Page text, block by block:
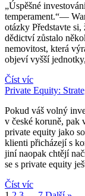
„Úspěšné
temperament.“—
otázky Představte
dědictví zůstalo
nemovitost, která
objeví vyšší
Číst víc
Private Equity:
Pokud váš volný
v české koruně, pak
private equity jako
klienti přicházejí s
jiní naopak chtějí
se s private equity
Číst víc